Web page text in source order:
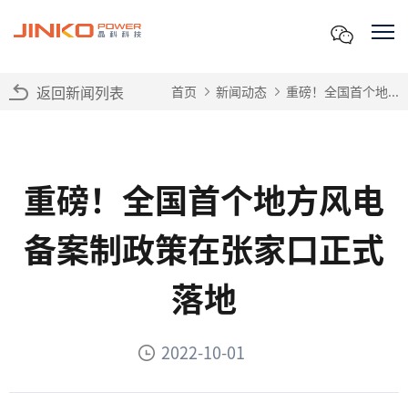
返回新闻列表 首页 新闻动态 重磅！全国首个地...
重磅！全国首个地方风电
备案制政策在张家口正式
落地
2022-10-01